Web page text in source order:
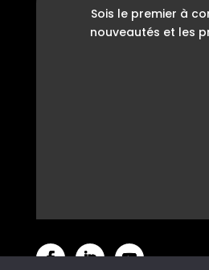
Sois le premier à
nouveautés et les